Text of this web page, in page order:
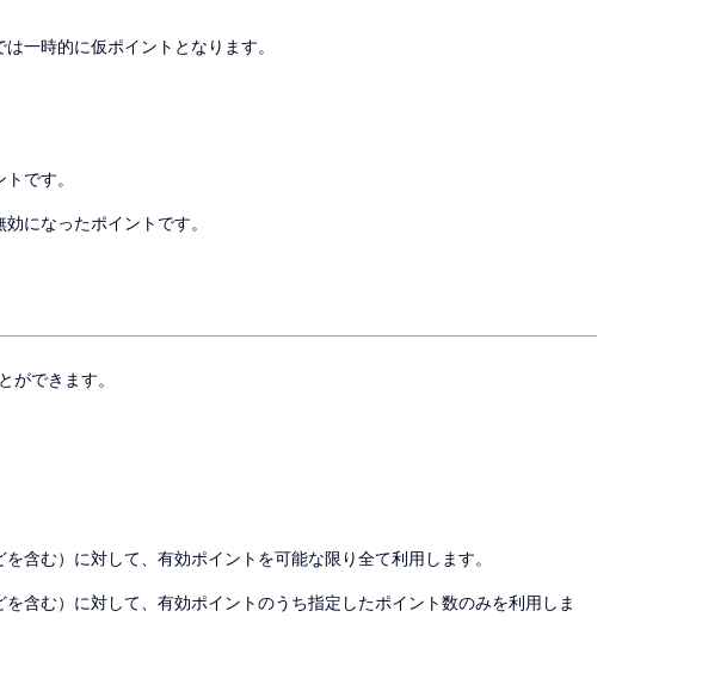
一時的に仮ポイントとなります。
です。
になったポイントです。
ができます。
含む）に対して、有効ポイントを可能な限り全て利用します。
含む）に対して、有効ポイントのうち指定したポイント数のみを利用しま